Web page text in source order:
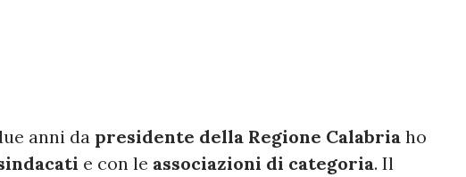
anni da presidente della Regione Calabria ho
e con le associazioni di categoria. Il